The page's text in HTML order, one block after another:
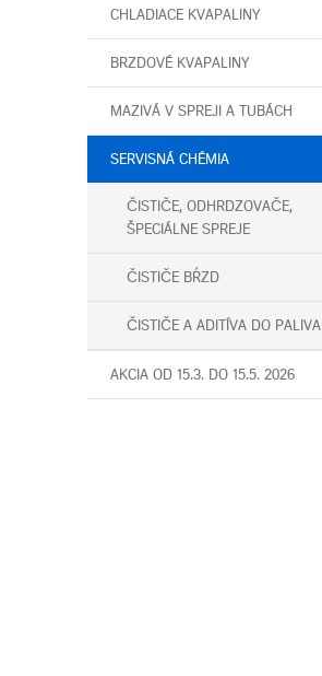
CHLADIACE KVAPALINY
BRZDOVÉ KVAPALINY
MAZIVÁ V SPREJI A TUBÁCH
SERVISNÁ CHÉMIA
ČISTIČE, ODHRDZOVAČE,
ŠPECIÁLNE SPREJE
ČISTIČE BŔZD
ČISTIČE A ADITÍVA DO PALIVA
AKCIA OD 15.3. DO 15.5. 2026